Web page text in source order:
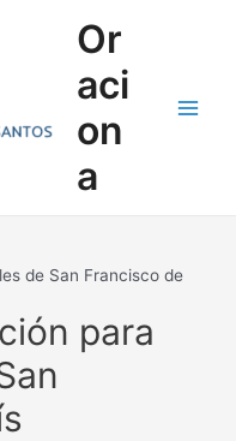
Or
aci
on
a
de San Francisco de
para